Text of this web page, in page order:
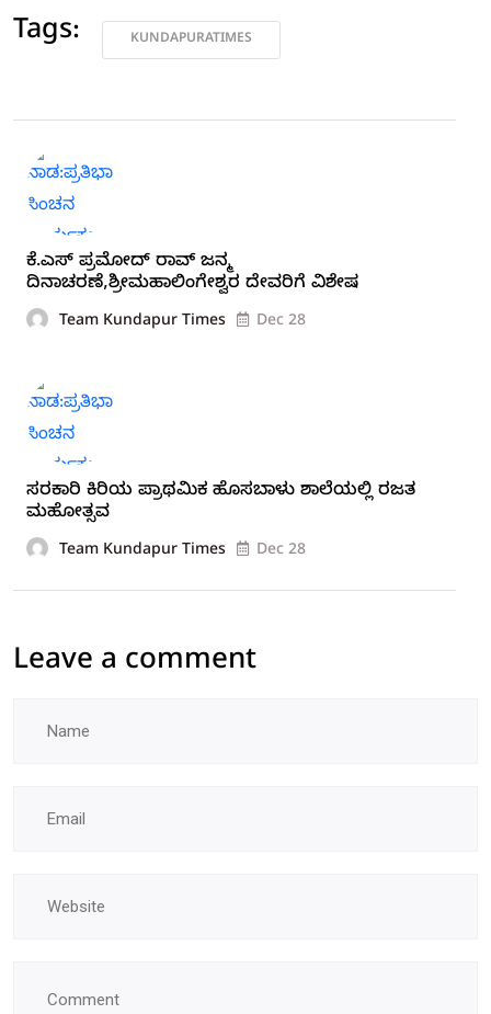
Tags: KUNDAPURATIMES
ಕೆ.ಎಸ್ ಪ್ರಮೋದ್ ರಾವ್ ಜನ್ಮ
ದಿನಾಚರಣೆ,ಶ್ರೀಮಹಾಲಿಂಗೇಶ್ವರ ದೇವರಿಗೆ ವಿಶೇಷ
Team Kundapur Times Dec 28
ಸರಕಾರಿ ಕಿರಿಯ ಪ್ರಾಥಮಿಕ ಹೊಸಬಾಳು ಶಾಲೆಯಲ್ಲಿ ರಜತ
ಮಹೋತ್ಸವ
Team Kundapur Times Dec 28
Leave a comment